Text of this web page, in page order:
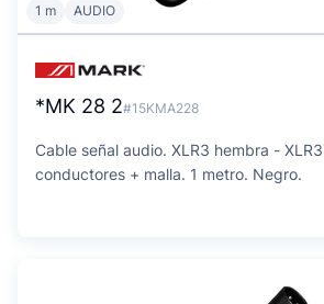
1 m AUDIO
*MK 28 2#15KMA228
Cable señal audio. XLR3 hembra -
conductores + malla. 1 metro. Negro.